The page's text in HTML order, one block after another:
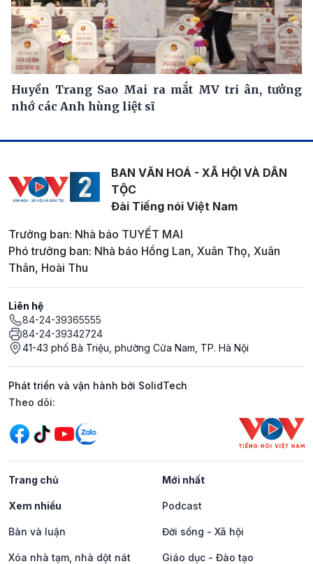
Huyền Trang Sao Mai ra mắt MV tri ân, tưởng
nhớ các Anh hùng liệt sĩ
BAN VĂN HOÁ - XÃ HỘI VÀ DÂN
TỘC
Đài Tiếng nói Việt Nam
Trưởng ban: Nhà báo TUYẾT MAI
Phó trưởng ban: Nhà báo Hồng Lan, Xuân Thọ, Xuân
Thân, Hoài Thu
Liên hệ
84-24-39365555
84-24-39342724
41-43 phố Bà Triệu, phường Cửa Nam, TP. Hà Nội
Phát triển và vận hành bởi SolidTech
Mạng xã hội
Theo dõi:
Trang chủ Mới nhất
Xem nhiều Podcast
Bàn và luận Đời sống - Xã hội
Xóa nhà tạm, nhà dột nát Giáo dục - Đào tạo